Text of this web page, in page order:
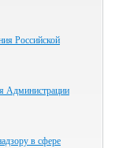
Российской
Администрации
в сфере